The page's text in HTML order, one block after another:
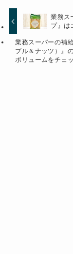
業務ス
プ』は
業務スーパーの補
プル＆ナッツ）』
ボリュームをチェ